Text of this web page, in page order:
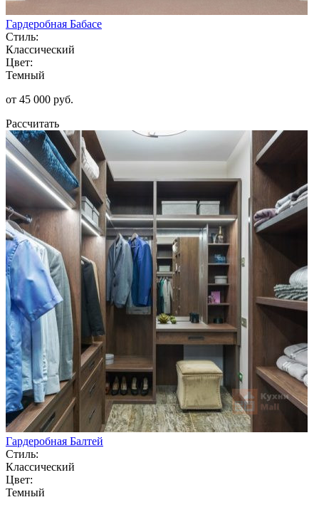
Гардеробная Бабасе
Стиль:
Классический
Цвет:
Темный
от 45 000 руб.
Рассчитать
Гардеробная Балтей
Стиль:
Классический
Цвет:
Темный